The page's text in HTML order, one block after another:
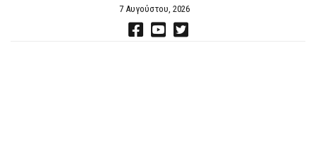
7 Αυγούστου, 2026